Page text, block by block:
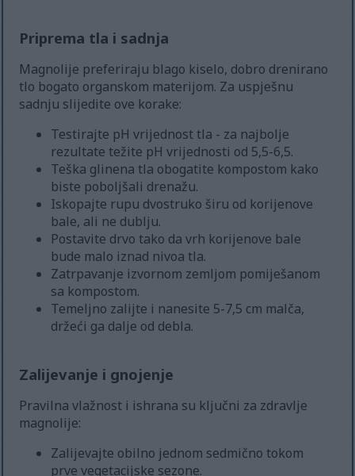
Priprema tla i sadnja
Magnolije preferiraju blago kiselo, dobro drenirano
tlo bogato organskom materijom. Za uspješnu
sadnju slijedite ove korake:
Testirajte pH vrijednost tla - za najbolje
rezultate težite pH vrijednosti od 5,5-6,5.
Teška glinena tla obogatite kompostom kako
biste poboljšali drenažu.
Iskopajte rupu dvostruko širu od korijenove
bale, ali ne dublju.
Postavite drvo tako da vrh korijenove bale
bude malo iznad nivoa tla.
Zatrpavanje izvornom zemljom pomiješanom
sa kompostom.
Temeljno zalijte i nanesite 5-7,5 cm malča,
držeći ga dalje od debla.
Zalijevanje i gnojenje
Pravilna vlažnost i ishrana su ključni za zdravlje
magnolije:
Zalijevajte obilno jednom sedmično tokom
prve vegetacijske sezone.